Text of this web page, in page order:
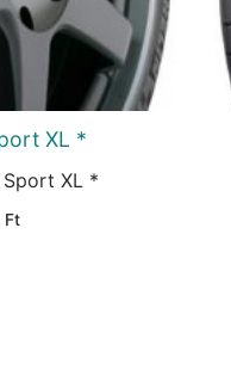
XL *
XL *
FtCurrent